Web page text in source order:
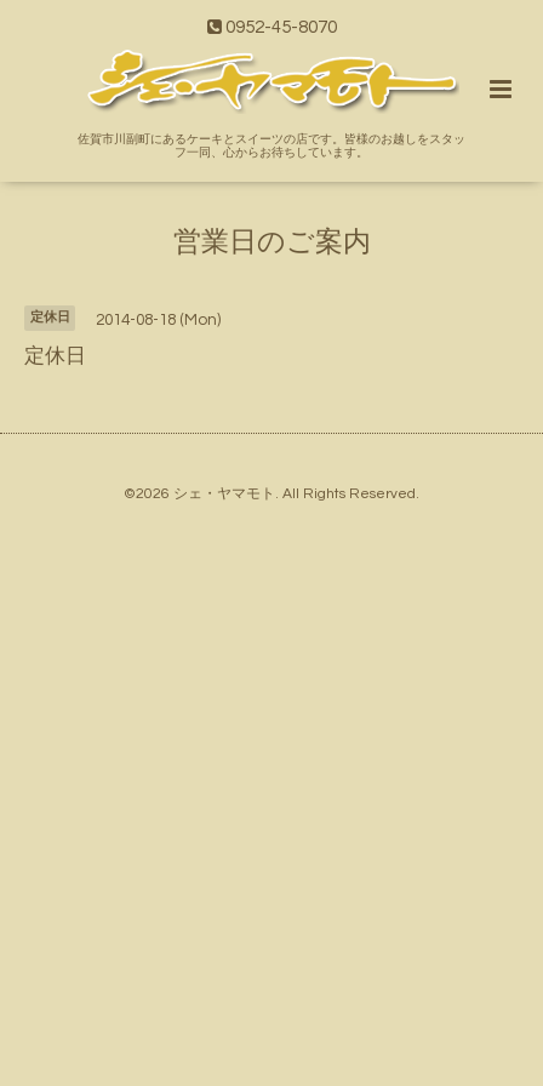
0952-45-8070
佐賀市川副町にあるケーキとスイーツの店です。皆様のお越しをスタッ
フ一同、心からお待ちしています。
営業日のご案内
定休日 2014-08-18 (Mon)
定休日
©2026 シェ・ヤマモト . All Rights Reserved.